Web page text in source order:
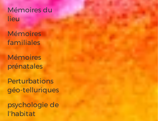
Mémoires du
lieu
Mémoires
familiales
Mémoires
prénatales
Perturbations
géo-telluriques
psychologie de
l'habitat